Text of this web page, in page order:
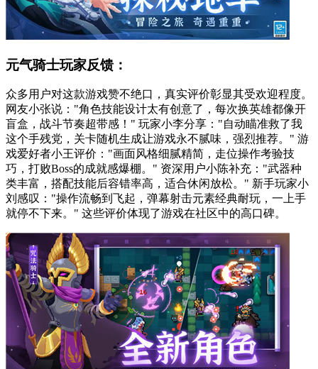
元气骑士玩家反馈：
众多用户对这款游戏赞不绝口，真实评价彰显其受欢迎程度。
网友小张说："角色技能设计太有创意了，每次换英雄都像开
盲盒，战斗节奏超带感！" 玩家小李分享："自动瞄准救了我
这个手残党，关卡随机生成让游戏永不腻味，强烈推荐。" 游
戏爱好者小王评价："画面风格细腻精简，走位操作考验技
巧，打败Boss的成就感爆棚。" 资深用户小陈补充："武器种
类丰富，搭配技能后容错率高，适合休闲放松。" 新手玩家小
刘感叹："操作流畅到飞起，弹幕射击元素经典耐玩，一上手
就停不下来。" 这些评价体现了游戏在社区中的高口碑。